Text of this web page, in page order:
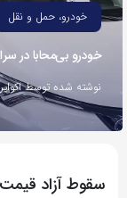
لینک
خودرو، حمل و نقل
خودرو بی‌محابا در
نوشته شده توسط
سقوط آزاد قیمت سکه در